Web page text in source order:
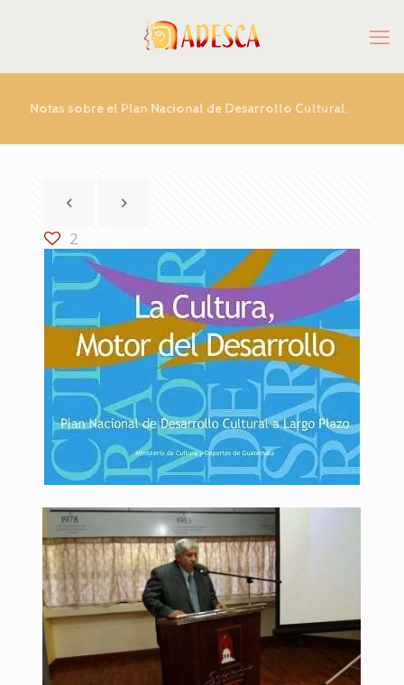
Notas sobre el Plan Nacional de Desarrollo Cultural.
2